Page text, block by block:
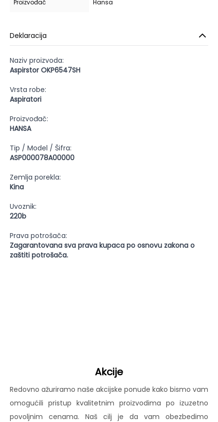
Proizvođač Hansa
Deklaracija
Naziv proizvoda:
Aspirstor OKP6547SH
Vrsta robe:
Aspiratori
Proizvođač:
HANSA
Tip / Model / Šifra:
ASP000078A00000
Zemlja porekla:
Kina
Uvoznik:
220b
Prava potrošača:
Zagarantovana sva prava kupaca po osnovu zakona o
zaštiti potrošača.
Akcije
Redovno ažuriramo naše akcijske ponude kako bismo vam
omogućili pristup kvalitetnim proizvodima po izuzetno
povoljnim cenama. Naš cilj je da vam obezbedimo